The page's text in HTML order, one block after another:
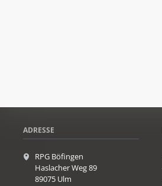
ADRESSE
RPG Böfingen
Haslacher Weg 89
89075 Ulm